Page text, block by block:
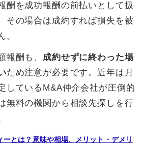
酬を成功報酬の前払いとして扱
その場合は成約すれば損失を被
。
報酬も、 成約せずに終わった場
ため注意が必要です。近年は月
しているM&A仲介会社が圧倒的
無料の機関から相談先探しを行
ーとは？意味や相場、メリット・デメリ